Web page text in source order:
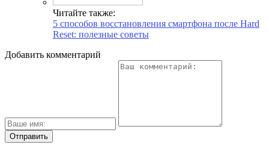
Читайте также:
5 способов восстановления смартфона после Hard
Reset: полезные советы
Добавить комментарий